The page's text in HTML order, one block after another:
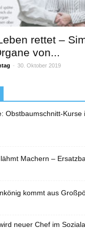
rettet –
von...
- 30. Oktober 2019
Obstbaumschnitt-Kurse
Machern –
kommt aus
neuer Chef im